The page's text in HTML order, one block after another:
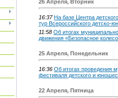
26 Апреля, Вторник
16:37 На базе Центра
тур Всероссийского детско-
11:58 Об итогах
движения «Безопасное
25 Апреля, Понедельник
16:36 Об итогах проведения
фестиваля детского и
22 Апреля, Пятница